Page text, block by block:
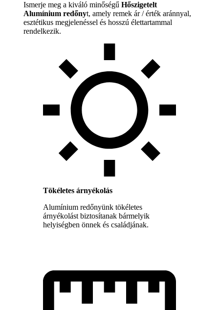
Ismerje meg a kiváló minőségű Hőszigetelt
Alumínium redőnyt, amely remek ár / érték aránnyal,
esztétikus megjelenéssel és hosszú élettartammal
rendelkezik.
Tökéletes árnyékolás
Alumínium redőnyünk tökéletes
árnyékolást biztosítanak bármelyik
helyiségben önnek és családjának.